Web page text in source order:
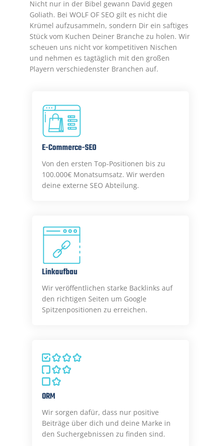
Nicht nur in der Bibel gewann David gegen
Goliath. Bei WOLF OF SEO gilt es nicht die
Krümel aufzusammeln, sondern Dir ein saftiges
Stück vom Kuchen Deiner Branche zu holen. Wir
scheuen uns nicht vor kompetitiven Nischen
und nehmen es tagtäglich mit den großen
Playern verschiedenster Branchen auf.
E-Commerce-SEO
Von den ersten Top-Positionen bis zu
100.000€ Monatsumsatz. Wir werden
deine externe SEO Abteilung.
Linkaufbau
Wir veröffentlichen starke Backlinks auf
den richtigen Seiten um Google
Spitzenpositionen zu erreichen.
ORM
Wir sorgen dafür, dass nur positive
Beiträge über dich und deine Marke in
den Suchergebnissen zu finden sind.